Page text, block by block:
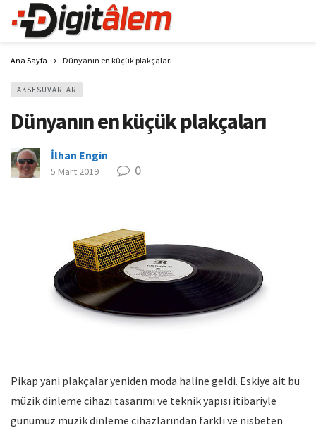
Ana Sayfa Dünyanın en küçük plakçaları
AKSESUVARLAR
Dünyanın en küçük plakçaları
İlhan Engin
5 Mart 2019 0
Pikap yani plakçalar yeniden moda haline geldi. Eskiye ait bu
müzik dinleme cihazı tasarımı ve teknik yapısı itibariyle
günümüz müzik dinleme cihazlarından farklı ve nisbeten